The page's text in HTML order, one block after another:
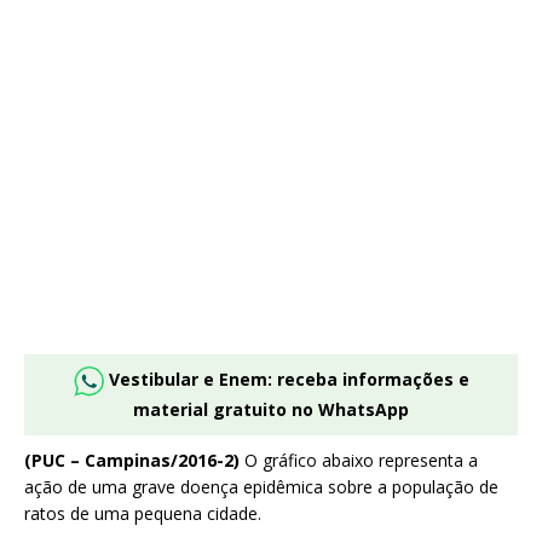
Vestibular e Enem: receba informações e
material gratuito no WhatsApp
(PUC – Campinas/2016-2) O gráfico abaixo representa a
ação de uma grave doença epidêmica sobre a população de
ratos de uma pequena cidade.